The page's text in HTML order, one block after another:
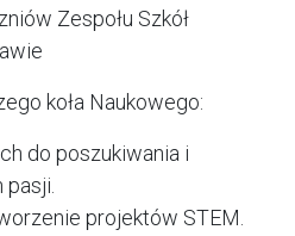
Zespołu Szkół
koła Naukowego:
do poszukiwania i
projektów STEM.